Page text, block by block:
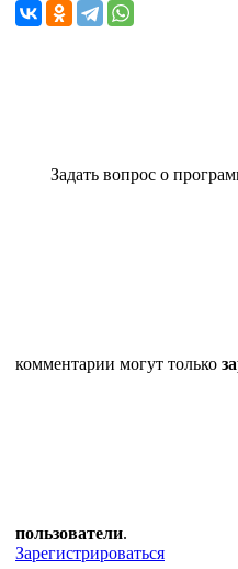
Задать вопрос о
комментарии могут только
пользователи.
Зарегистрироваться